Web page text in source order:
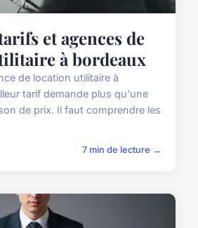
et agences de
à bordeaux
de location utilitaire à
tarif demande plus qu'une
de prix. Il faut comprendre les
7 min de lecture →